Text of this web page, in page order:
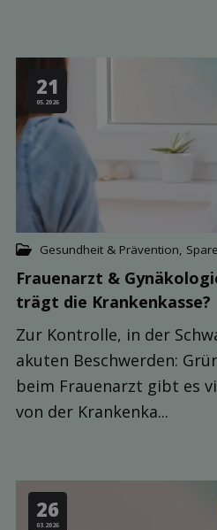
21
05.2026
Gesundheit & Prävention
Frauenarzt &
trägt die Kranken­kasse?
Zur Kontrolle, in der
akuten Beschwerden:
beim Frauenarzt gibt es
von der Krankenka...
26
03.2026